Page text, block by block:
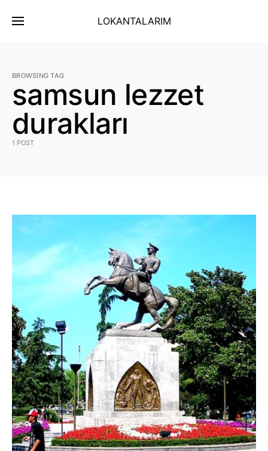
LOKANTALARIM
BROWSING TAG
samsun lezzet
durakları
1 POST